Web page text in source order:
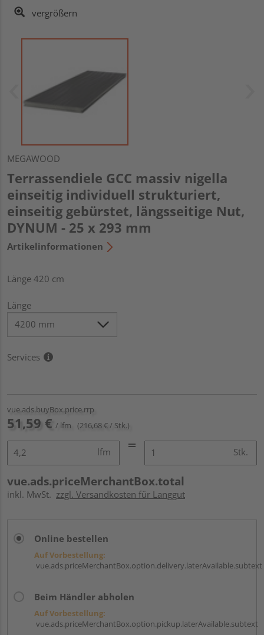
vergrößern
MEGAWOOD
Terrassendiele GCC massiv nigella
einseitig individuell strukturiert,
einseitig gebürstet, längsseitige Nut,
DYNUM - 25 x 293 mm
Artikelinformationen
Länge 420 cm
Länge
Services
vue.ads.buyBox.price.rrp
51,59 € / lfm (216,68 € / Stk.)
lfm Stk.
vue.ads.priceMerchantBox.total
inkl. MwSt. zzgl. Versandkosten für Langgut
Online bestellen
Auf Vorbestellung:
vue.ads.priceMerchantBox.option.delivery.laterAvailable.subtext
Beim Händler abholen
Auf Vorbestellung:
vue.ads.priceMerchantBox.option.pickup.laterAvailable.subtext